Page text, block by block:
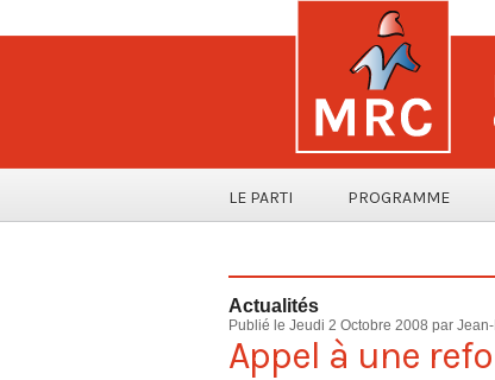
LE PARTI PROGRAMME
Actualités
Publié le Jeudi 2 Octobre 2008 par
Appel à une